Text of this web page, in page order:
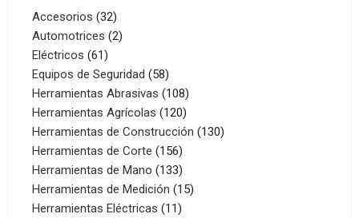
Accesorios 3232
productos
Automotrices 22
Eléctricos 6161
productos
Equipos de Seguridad 5858
productos
Herramientas Abrasivas 108108
productos
Herramientas Agrícolas 120120
productos
Herramientas de Construcción 130130
Herramientas de Corte 156156
productos
Herramientas de Mano 133133
productos
Herramientas de Medición 1515
Herramientas Eléctricas 1111